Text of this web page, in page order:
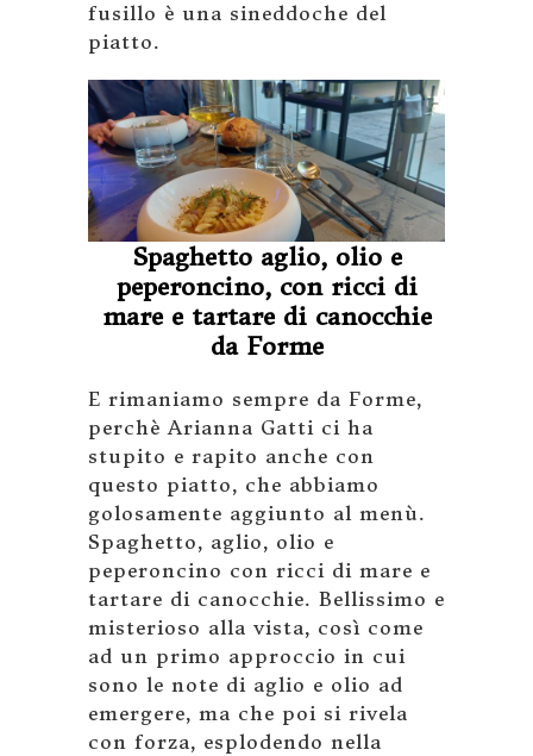
fusillo è una sineddoche del
piatto.
Spaghetto aglio, olio e
peperoncino, con ricci di
mare e tartare di canocchie
da Forme
E rimaniamo sempre da Forme,
perchè Arianna Gatti ci ha
stupito e rapito anche con
questo piatto, che abbiamo
golosamente aggiunto al menù.
Spaghetto, aglio, olio e
peperoncino con ricci di mare e
tartare di canocchie. Bellissimo e
misterioso alla vista, così come
ad un primo approccio in cui
sono le note di aglio e olio ad
emergere, ma che poi si rivela
con forza, esplodendo nella